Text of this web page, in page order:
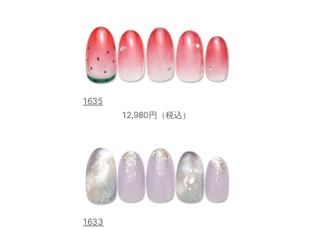
1635
12,980円（税込）
1633